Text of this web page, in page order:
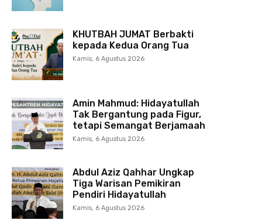
KHUTBAH JUMAT Berbakti
kepada Kedua Orang Tua
Kamis, 6 Agustus 2026
Amin Mahmud: Hidayatullah
Tak Bergantung pada Figur,
tetapi Semangat Berjamaah
Kamis, 6 Agustus 2026
Abdul Aziz Qahhar Ungkap
Tiga Warisan Pemikiran
Pendiri Hidayatullah
Kamis, 6 Agustus 2026